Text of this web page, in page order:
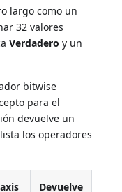
largo como un
32 valores
Verdadero y un
bitwise
para el
devuelve un
los operadores
Devuelve